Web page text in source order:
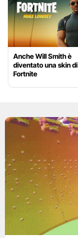
Anche Will Smith è
diventato una skin di
Fortnite